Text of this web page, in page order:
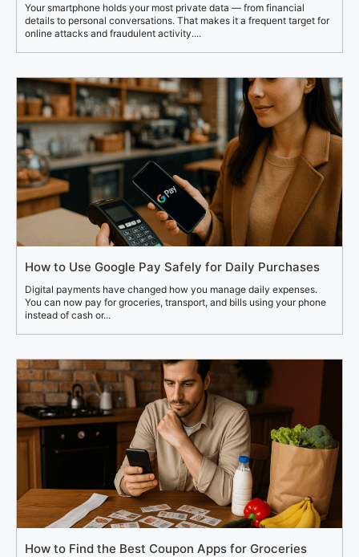
Your smartphone holds your most private data — from financial
details to personal conversations. That makes it a frequent target for
online attacks and fraudulent activity....
How to Use Google Pay Safely for Daily Purchases
Digital payments have changed how you manage daily expenses.
You can now pay for groceries, transport, and bills using your phone
instead of cash or...
How to Find the Best Coupon Apps for Groceries